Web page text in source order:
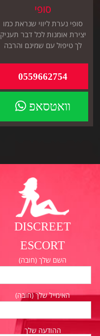
סופי
סופי נערת ליווי שנראת כמו
יצירת אומנות לכל דבר תעניק
לך טיפול עם שמינם והרבה
0559662754
וואטסאפ
DISCREET
ESCORT
השם שלך (חובה)
האימייל שלך (חובה)
ההודעה שלך